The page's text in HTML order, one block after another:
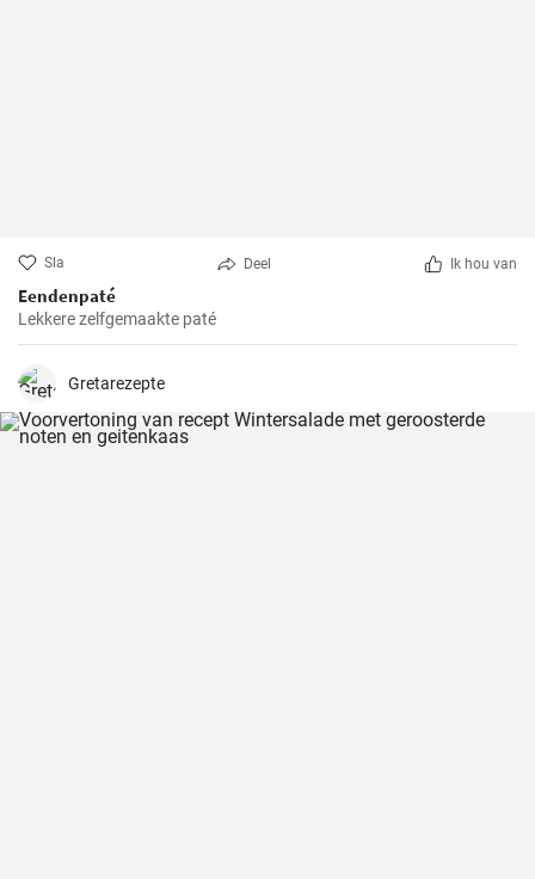
Sla Deel Ik hou van
Eendenpaté
Lekkere zelfgemaakte paté
Gretarezepte